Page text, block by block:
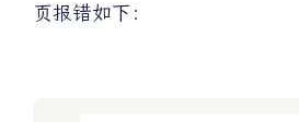
页报错如下：